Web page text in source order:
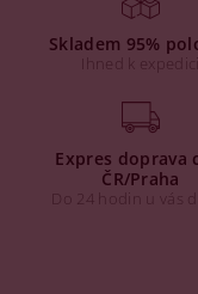
Skladem 95%
Ihned k expedici
Expres doprava
ČR/Praha
Do 24 hodin u vás